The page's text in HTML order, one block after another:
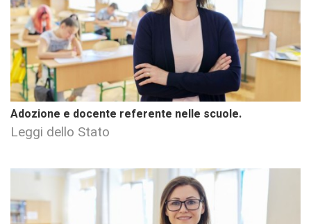
Adozione e docente referente nelle scuole.
Leggi dello Stato